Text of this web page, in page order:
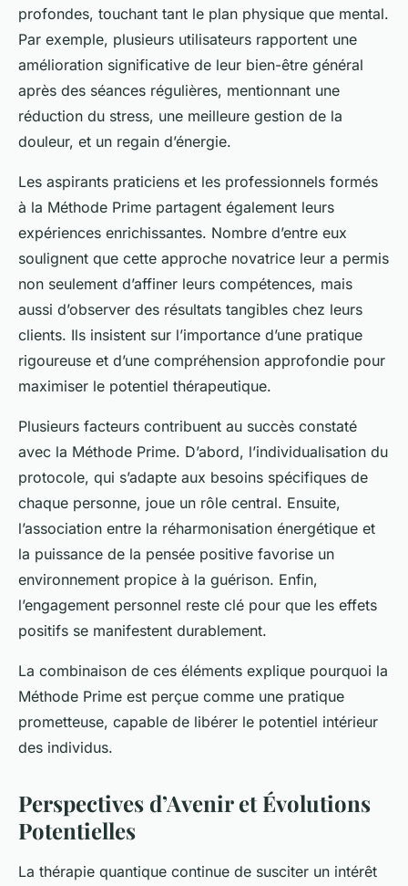
profondes, touchant tant le plan physique que mental.
Par exemple, plusieurs utilisateurs rapportent une
amélioration significative de leur bien-être général
après des séances régulières, mentionnant une
réduction du stress, une meilleure gestion de la
douleur, et un regain d’énergie.
Les aspirants praticiens et les professionnels formés
à la Méthode Prime partagent également leurs
expériences enrichissantes. Nombre d’entre eux
soulignent que cette approche novatrice leur a permis
non seulement d’affiner leurs compétences, mais
aussi d’observer des résultats tangibles chez leurs
clients. Ils insistent sur l’importance d’une pratique
rigoureuse et d’une compréhension approfondie pour
maximiser le potentiel thérapeutique.
Plusieurs facteurs contribuent au succès constaté
avec la Méthode Prime. D’abord, l’individualisation du
protocole, qui s’adapte aux besoins spécifiques de
chaque personne, joue un rôle central. Ensuite,
l’association entre la réharmonisation énergétique et
la puissance de la pensée positive favorise un
environnement propice à la guérison. Enfin,
l’engagement personnel reste clé pour que les effets
positifs se manifestent durablement.
La combinaison de ces éléments explique pourquoi la
Méthode Prime est perçue comme une pratique
prometteuse, capable de libérer le potentiel intérieur
des individus.
Perspectives d’Avenir et Évolutions
Potentielles
La thérapie quantique continue de susciter un intérêt